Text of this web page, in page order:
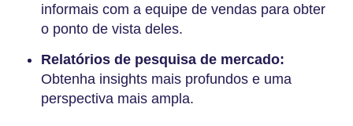
informais com a equipe de vendas para obter
o ponto de vista deles.
Relatórios de pesquisa de mercado:
Obtenha insights mais profundos e uma
perspectiva mais ampla.